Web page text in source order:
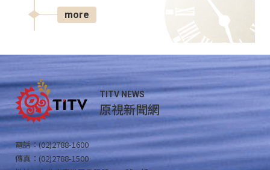
more
TITV NEWS
原視新聞網
電話：(02)2788-1600
傳真：(02)2788-1500